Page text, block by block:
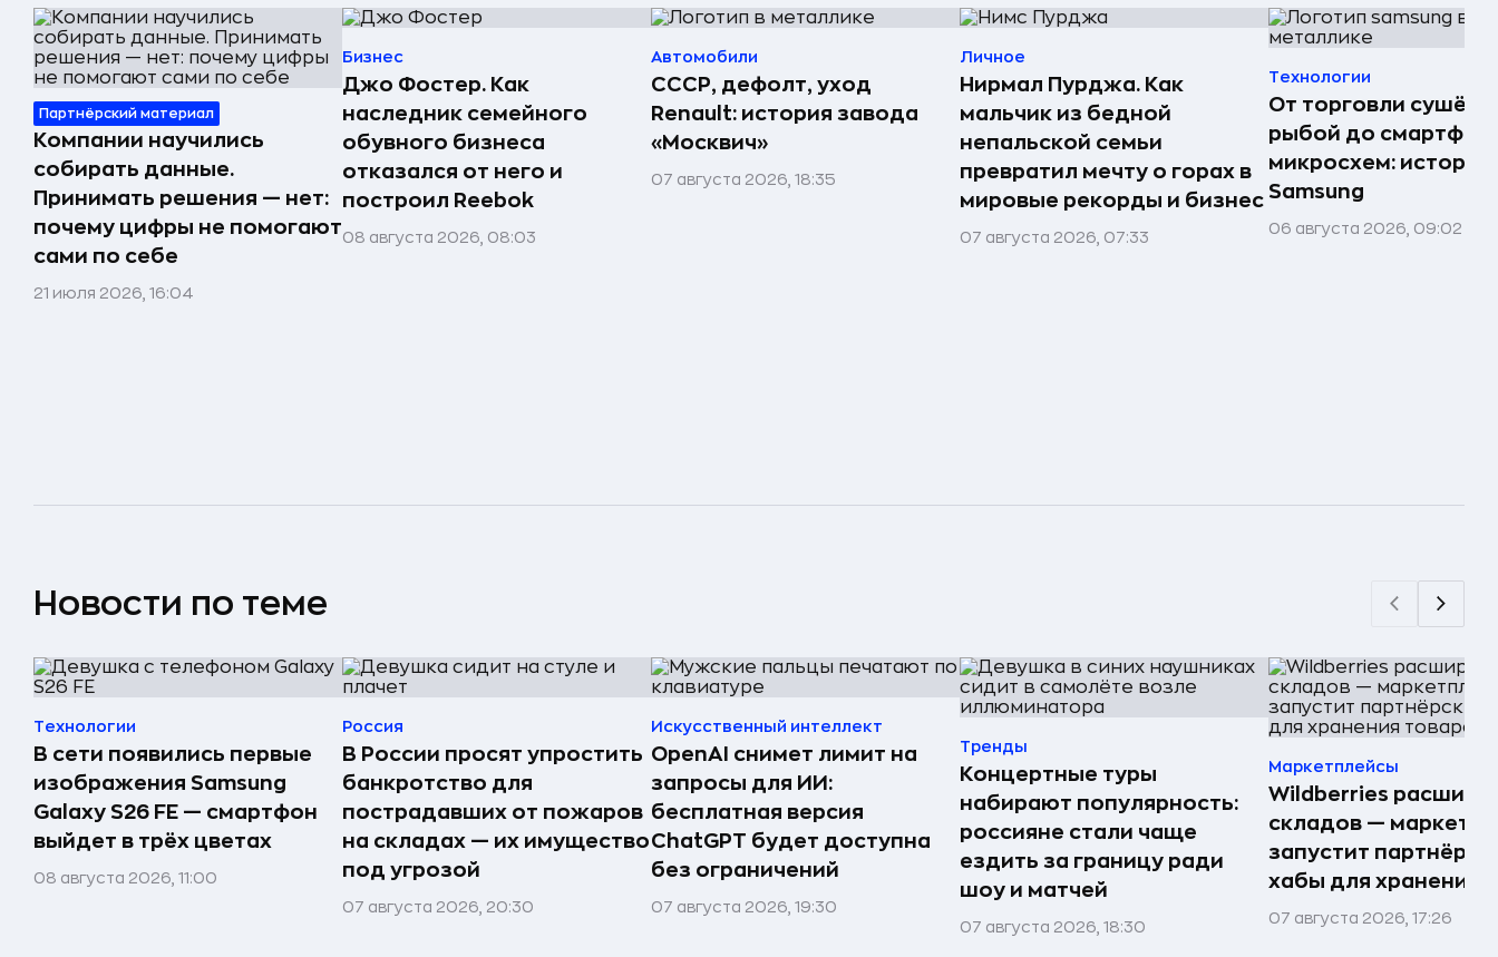
Партнёрский материал
Компании научились
собирать данные.
Принимать решения — нет:
почему цифры не помогают
сами по себе
21 июля 2026, 16:04
Бизнес
Джо Фостер. Как
наследник семейного
обувного бизнеса
отказался от него и
построил Reebok
08 августа 2026, 08:03
Автомобили
СССР, дефолт, уход
Renault: история завода
«Москвич»
07 августа 2026, 18:35
Личное
Нирмал Пурджа. Как
мальчик из бедной
непальской семьи
превратил мечту о горах в
мировые рекорды и бизнес
07 августа 2026, 07:33
Технологии
От торговли
рыбой до
микросхем: история
Samsung
06 августа 2026, 09:02
Новости по теме
Технологии
В сети появились первые
изображения Samsung
Galaxy S26 FE — смартфон
выйдет в трёх цветах
08 августа 2026, 11:00
Россия
В России просят упростить
банкротство для
пострадавших от пожаров
на складах — их имущество
под угрозой
07 августа 2026, 20:30
Искусственный интеллект
OpenAI снимет лимит на
запросы для ИИ:
бесплатная версия
ChatGPT будет доступна
без ограничений
07 августа 2026, 19:30
Тренды
Концертные туры
набирают популярность:
россияне стали чаще
ездить за границу ради
шоу и матчей
07 августа 2026, 18:30
Маркетплейсы
Wildberries
складов —
запустит
хабы для хранения
07 августа 2026, 17:26